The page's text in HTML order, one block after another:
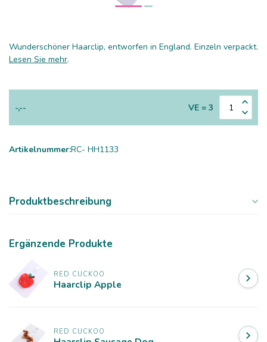
Wunderschöner Haarclip, entworfen in England. Einzeln verpackt.
Lesen Sie mehr.
-,-- VE = 3
Artikelnummer:RC- HH1133
Produktbeschreibung
Ergänzende Produkte
RED CUCKOO
Haarclip Apple
RED CUCKOO